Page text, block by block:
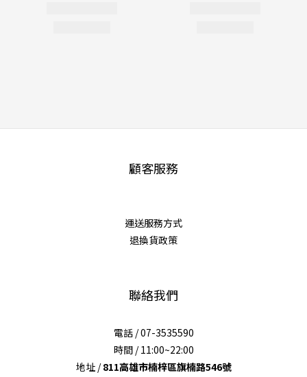
顧客服務
運送服務方式
退換貨政策
聯絡我們
電話 / 07-3535590
時間 / 11:00~22:00
地址 /811高雄市楠梓區旗楠路546號